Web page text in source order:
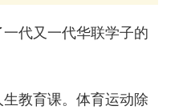
代又一代华联学子的
教育课。体育运动除